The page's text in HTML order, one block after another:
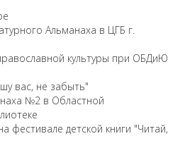
Альманаха в ЦГБ г.
культуры при ОБДиЮ
вас, не забыть"
№2 в Областной
фестивале детской книги "Читай,